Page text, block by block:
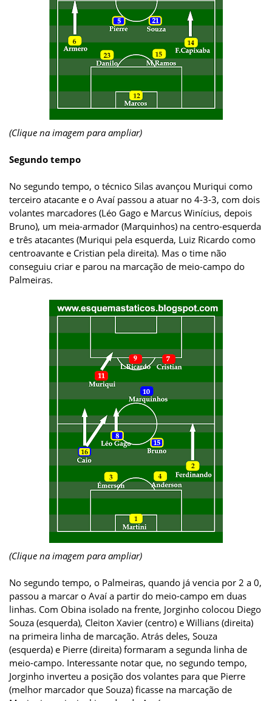
(Clique na imagem para ampliar)
Segundo tempo
No segundo tempo, o técnico Silas avançou Muriqui como
terceiro atacante e o Avaí passou a atuar no 4-3-3, com dois
volantes marcadores (Léo Gago e Marcus Winícius, depois
Bruno), um meia-armador (Marquinhos) na centro-esquerda
e três atacantes (Muriqui pela esquerda, Luiz Ricardo como
centroavante e Cristian pela direita). Mas o time não
conseguiu criar e parou na marcação de meio-campo do
Palmeiras.
(Clique na imagem para ampliar)
No segundo tempo, o Palmeiras, quando já vencia por 2 a 0,
passou a marcar o Avaí a partir do meio-campo em duas
linhas. Com Obina isolado na frente, Jorginho colocou Diego
Souza (esquerda), Cleiton Xavier (centro) e Willians (direita)
na primeira linha de marcação. Atrás deles, Souza
(esquerda) e Pierre (direita) formaram a segunda linha de
meio-campo. Interessante notar que, no segundo tempo,
Jorginho inverteu a posição dos volantes para que Pierre
(melhor marcador que Souza) ficasse na marcação de